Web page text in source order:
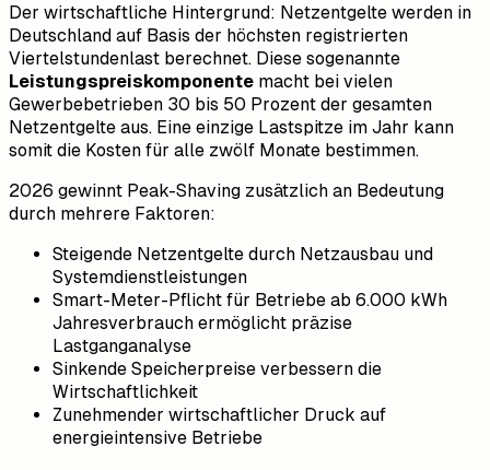
Der wirtschaftliche Hintergrund: Netzentgelte werden in
Deutschland auf Basis der höchsten registrierten
Viertelstundenlast berechnet. Diese sogenannte
Leistungspreiskomponente macht bei vielen
Gewerbebetrieben 30 bis 50 Prozent der gesamten
Netzentgelte aus. Eine einzige Lastspitze im Jahr kann
somit die Kosten für alle zwölf Monate bestimmen.
2026 gewinnt Peak-Shaving zusätzlich an Bedeutung
durch mehrere Faktoren:
Steigende Netzentgelte durch Netzausbau und
Systemdienstleistungen
Smart-Meter-Pflicht für Betriebe ab 6.000 kWh
Jahresverbrauch ermöglicht präzise
Lastganganalyse
Sinkende Speicherpreise verbessern die
Wirtschaftlichkeit
Zunehmender wirtschaftlicher Druck auf
energieintensive Betriebe